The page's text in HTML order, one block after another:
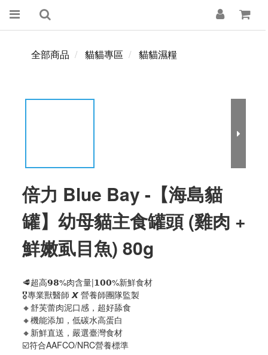
全部商品 貓貓專區 貓貓濕糧
倍力 Blue Bay -【海島貓
罐】幼母貓主食罐頭 (雞肉 +
鮮嫩虱目魚) 80g
🥩超高𝟵𝟴%肉含量|𝟭𝟬𝟬%新鮮食材
🎖️專業獸醫師 𝙓 營養師團隊監製
🔸舒芙蕾肉泥口感，超好舔食
🔸機能添加，低碳水高蛋白
🔸新鮮直送，嚴選臺灣食材
☑️符合AAFCO/NRC營養標準